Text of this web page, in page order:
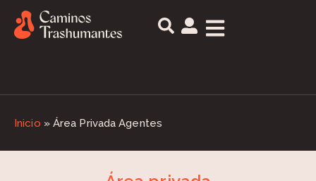
Inicio » Área Privada Agentes